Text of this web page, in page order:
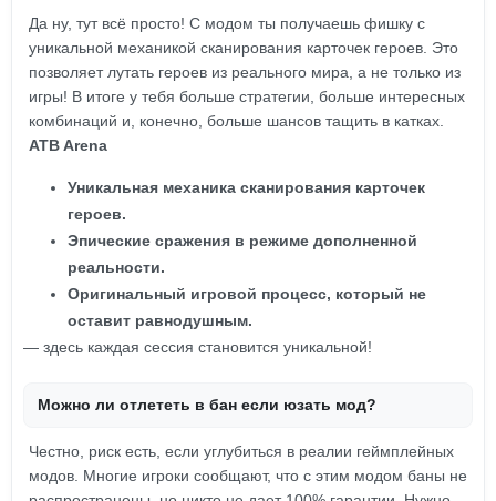
Да ну, тут всё просто! С модом ты получаешь фишку с
уникальной механикой сканирования карточек героев. Это
позволяет лутать героев из реального мира, а не только из
игры! В итоге у тебя больше стратегии, больше интересных
комбинаций и, конечно, больше шансов тащить в катках.
ATB Arena
Уникальная механика сканирования карточек
героев.
Эпические сражения в режиме дополненной
реальности.
Оригинальный игровой процесс, который не
оставит равнодушным.
— здесь каждая сессия становится уникальной!
Можно ли отлететь в бан если юзать мод?
Честно, риск есть, если углубиться в реалии геймплейных
модов. Многие игроки сообщают, что с этим модом баны не